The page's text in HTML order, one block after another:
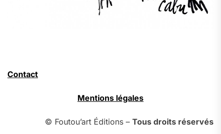
Contact
Mentions légales
© Foutou’art Éditions – Tous droits réservés